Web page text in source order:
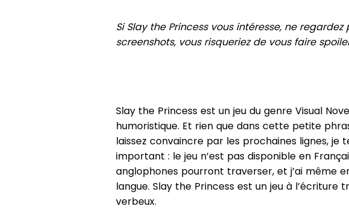
Si Slay the Princess vous intéresse, ne
screenshots, vous risqueriez de vous faire
Slay the Princess est un jeu du genre Visual
humoristique. Et rien que dans cette petite
laissez convaincre par les prochaines lignes, je
important : le jeu n’est pas disponible en
anglophones pourront traverser, et j’ai même
langue. Slay the Princess est un jeu à l’écriture
verbeux.